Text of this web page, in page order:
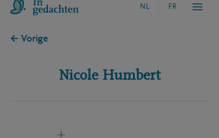
NL FR
← Vorige
Nicole Humbert